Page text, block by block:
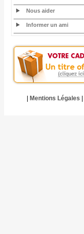
Nous aider
Informer un ami
Mentions Légales